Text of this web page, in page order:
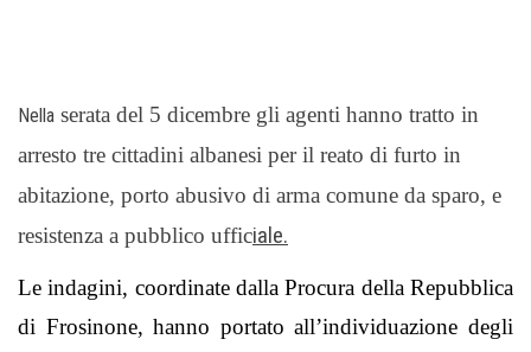
Nella serata del 5 dicembre gli agenti hanno tratto in
arresto tre cittadini albanesi per il reato di furto in
abitazione, porto abusivo di arma comune da sparo, e
resistenza a pubblico ufficiale.
Le indagini, coordinate dalla Procura della Repubblica
di Frosinone, hanno portato all’individuazione degli